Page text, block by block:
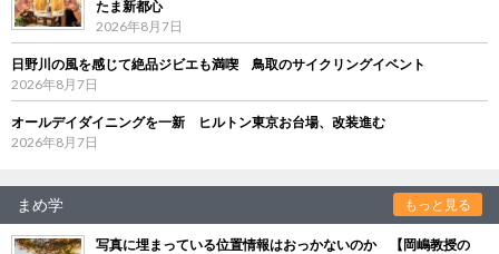
たま新都心
2026年8月7日
日野川の風を感じて絶品ジビエも満喫 鳥取のサイクリングイベント
2026年8月7日
オールデイダイニングを一新 ヒルトン東京お台場、改装進む
2026年8月7日
まめ学 もっと見る
写真に埋まっている位置情報はおっかないのか 【岡嶋教授の